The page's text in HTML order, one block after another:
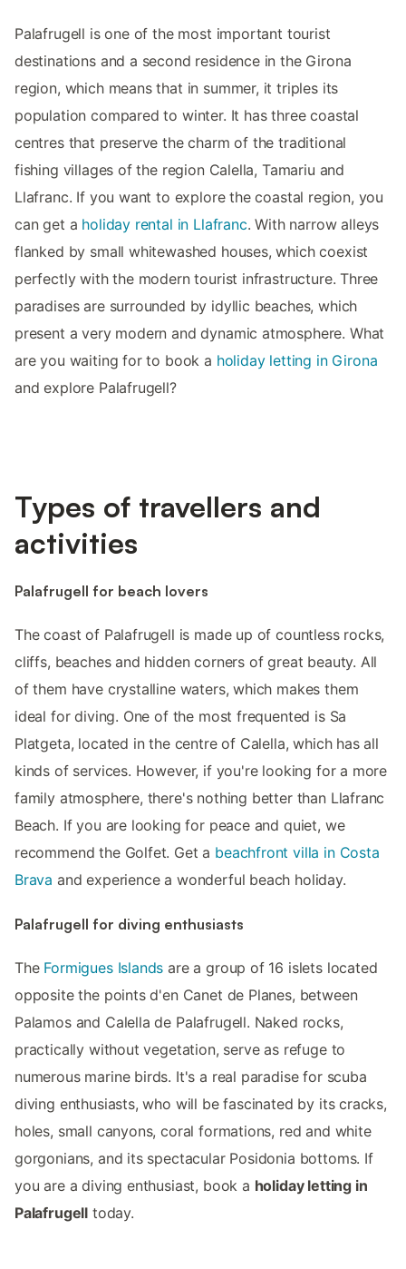
Palafrugell is one of the most important tourist
destinations and a second residence in the Girona
region, which means that in summer, it triples its
population compared to winter. It has three coastal
centres that preserve the charm of the traditional
fishing villages of the region Calella, Tamariu and
Llafranc. If you want to explore the coastal region, you
can get a holiday rental in Llafranc. With narrow alleys
flanked by small whitewashed houses, which coexist
perfectly with the modern tourist infrastructure. Three
paradises are surrounded by idyllic beaches, which
present a very modern and dynamic atmosphere. What
are you waiting for to book a holiday letting in Girona
and explore Palafrugell?
Types of travellers and
activities
Palafrugell for beach lovers
The coast of Palafrugell is made up of countless rocks,
cliffs, beaches and hidden corners of great beauty. All
of them have crystalline waters, which makes them
ideal for diving. One of the most frequented is Sa
Platgeta, located in the centre of Calella, which has all
kinds of services. However, if you're looking for a more
family atmosphere, there's nothing better than Llafranc
Beach. If you are looking for peace and quiet, we
recommend the Golfet. Get a beachfront villa in Costa
Brava and experience a wonderful beach holiday.
Palafrugell for diving enthusiasts
The Formigues Islands are a group of 16 islets located
opposite the points d'en Canet de Planes, between
Palamos and Calella de Palafrugell. Naked rocks,
practically without vegetation, serve as refuge to
numerous marine birds. It's a real paradise for scuba
diving enthusiasts, who will be fascinated by its cracks,
holes, small canyons, coral formations, red and white
gorgonians, and its spectacular Posidonia bottoms. If
you are a diving enthusiast, book a holiday letting in
Palafrugell today.